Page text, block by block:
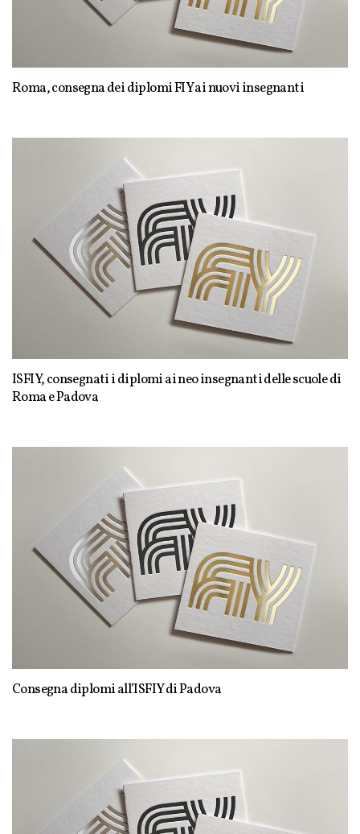
Roma, consegna dei diplomi FIY ai nuovi insegnanti
ISFIY, consegnati i diplomi ai neo insegnanti delle scuole di
Roma e Padova
Consegna diplomi all’ISFIY di Padova